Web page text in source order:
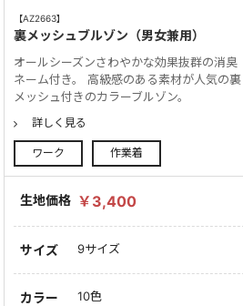
【AZ2663】
裏メッシュブルゾン（男女兼用）
オールシーズンさわやかな効果抜群の消臭
ネーム付き。 高級感のある素材が人気の裏
メッシュ付きのカラーブルゾン。
詳しく見る
ワーク 作業着
生地価格 ￥3,400
サイズ 9サイズ
カラー 10色